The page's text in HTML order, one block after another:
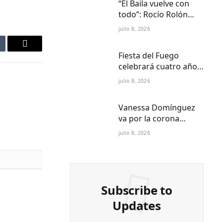
Email
“El Baila vuelve con
todo”: Rocío Rolón
adelanta detalles del
paraguaya
julio 8, 2026
Fiesta del Fuego
celebrará cuatro años
de Folklore Fusión en
julio 8, 2026
Vanessa Domínguez
va por la corona
internacional:
julio 8, 2026
Subscribe to
Updates